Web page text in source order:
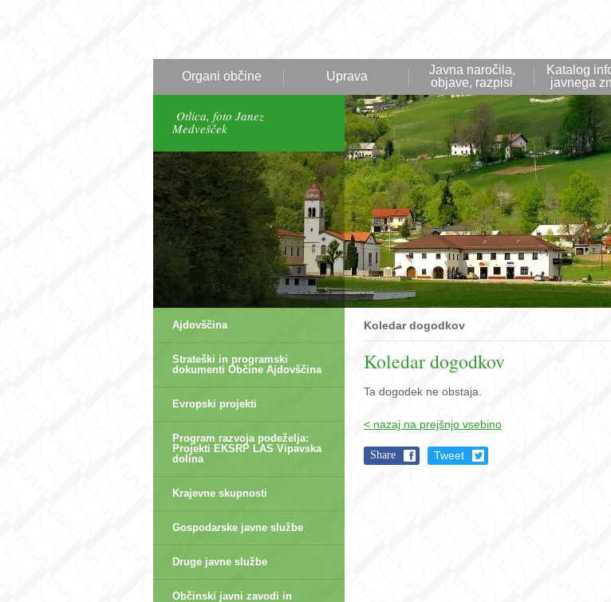
Organi občine Uprava
Javna naročila,
objave, razpisi
Katalog
javnega
Otlica, foto Janez
Medvešček
Ajdovščina
Strateški in programski
dokumenti Občine Ajdovščina
Evropski projekti
Program razvoja podeželja:
Projekti EKSRP LAS Vipavska
dolina
Krajevne skupnosti
Gospodarske javne službe
Druge javne službe
Občinski javni zavodi in
Koledar dogodkov
Koledar dogodkov
Ta dogodek ne obstaja.
< nazaj na prejšnjo vsebino
Share Tweet